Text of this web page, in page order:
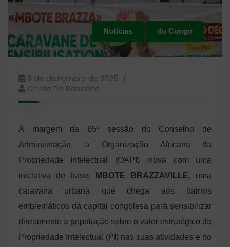
Notícias do Congo
8 de dezembro de 2025
Chefe De Rebanho
À margem da 65ª sessão do Conselho de
Administração, a Organização Africana da
Propriedade Intelectual (OAPI) inova com uma
iniciativa de base:
MBOTE BRAZZAVILLE, uma
caravana urbana que chega aos bairros
emblemáticos da capital congolesa para sensibilizar
diretamente a população sobre o valor estratégico da
Propriedade Intelectual (PI) nas suas atividades e no